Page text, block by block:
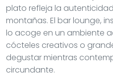
plato refleja la
montañas. El bar lounge,
lo acoge en un ambiente
cócteles creativos o
degustar mientras
circundante.